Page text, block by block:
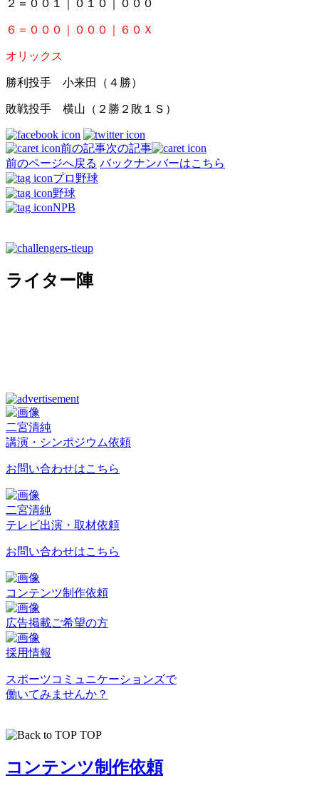
２＝００１｜０１０｜０００
６＝０００｜０００｜６０Ｘ
オリックス
勝利投手 小来田（４勝）
敗戦投手 横山（２勝２敗１Ｓ）
前の記事次の記事
前のページへ戻る バックナンバーはこちら
プロ野球
野球
NPB
ライター陣
二宮清純
講演・シンポジウム依頼
お問い合わせはこちら
二宮清純
テレビ出演・取材依頼
お問い合わせはこちら
コンテンツ制作依頼
広告掲載ご希望の方
採用情報
スポーツコミュニケーションズで
働いてみませんか？
TOP
コンテンツ制作依頼